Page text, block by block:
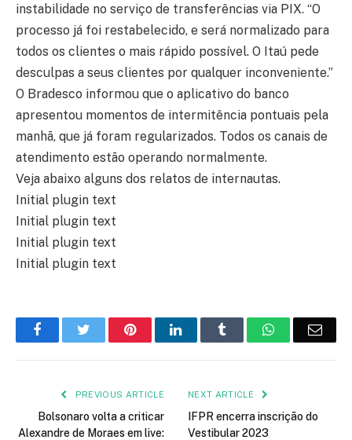
instabilidade no serviço de transferências via PIX. “O
processo já foi restabelecido, e será normalizado para
todos os clientes o mais rápido possível. O Itaú pede
desculpas a seus clientes por qualquer inconveniente.”
O Bradesco informou que o aplicativo do banco
apresentou momentos de intermitência pontuais pela
manhã, que já foram regularizados. Todos os canais de
atendimento estão operando normalmente.
Veja abaixo alguns dos relatos de internautas.
Initial plugin text
Initial plugin text
Initial plugin text
Initial plugin text
FacebookTwitter PinterestLinkedIn Tumblr WhatsApp
PREVIOUS ARTICLE
Bolsonaro volta a criticar
Alexandre de Moraes em live:
NEXT ARTICLE
IFPR encerra inscrição do
Vestibular 2023